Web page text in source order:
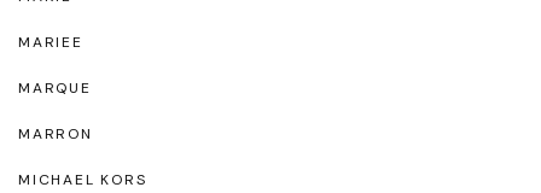
MARIEE
MARQUE
MARRON
MICHAEL KORS